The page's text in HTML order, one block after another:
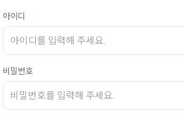
아이디
비밀번호